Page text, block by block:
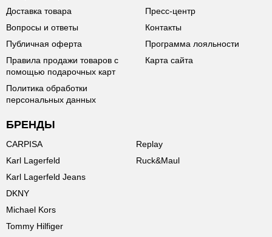
Доставка товара
Вопросы и ответы
Публичная оферта
Правила продажи товаров с
помощью подарочных карт
Политика обработки
персональных данных
Пресс-центр
Контакты
Программа лояльности
Карта сайта
БРЕНДЫ
CARPISA
Karl Lagerfeld
Karl Lagerfeld Jeans
DKNY
Michael Kors
Tommy Hilfiger
Replay
Ruck&Maul